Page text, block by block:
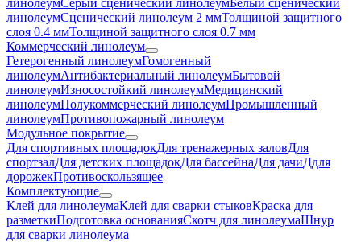
линолеумСерый сценический линолеумБелый сценический
линолеумСценический линолеум 2 ммТолщиной защитного
слоя 0.4 ммТолщиной защитного слоя 0.7 мм
Коммерческий линолеум
Гетерогенный линолеумГомогенный
линолеумАнтибактериальный линолеумБытовой
линолеумИзносостойкий линолеумМедицинский
линолеумПолукоммерческий линолеумПромышленный
линолеумПротивопожарный линолеум
Модульное покрытие
Для спортивных площадокДля тренажерных заловДля
спортзалДля детских площадокДля бассейнаДля дачиДдля
дорожекПротивоскользящее
Комплектующие
Клей для линолеумаКлей для сварки стыковКраска для
разметкиПодготовка основанияСкотч для линолеумаШнур
для сварки линолеума